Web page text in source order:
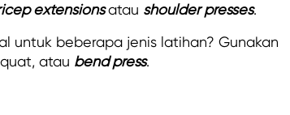
extensionsatau shoulder presses.
untuk beberapa jenis latihan? Gunakan
atau bend press.